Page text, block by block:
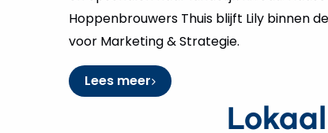
Hoppenbrouwers Thuis blijft Lily binnen
voor Marketing & Strategie.
Lees meer